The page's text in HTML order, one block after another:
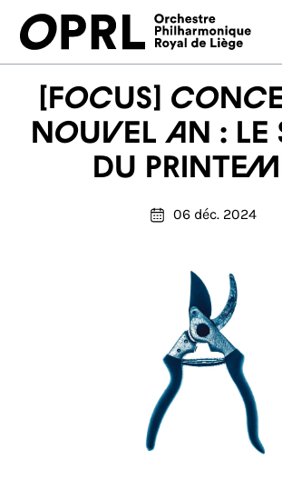
CONCERTS
SAISON 26-27
JEUNES PUBLICS
NOUS SOUTENIR
[FOCUS]
Nouvel An : Le
du
06 déc. 2024